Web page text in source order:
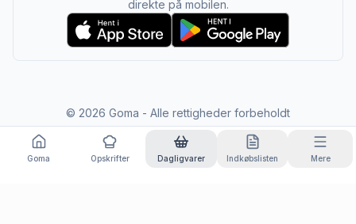
direkte på mobilen.
© 2026 Goma - Alle rettigheder forbeholdt
Goma Opskrifter Dagligvarer Indkøbslisten Mere